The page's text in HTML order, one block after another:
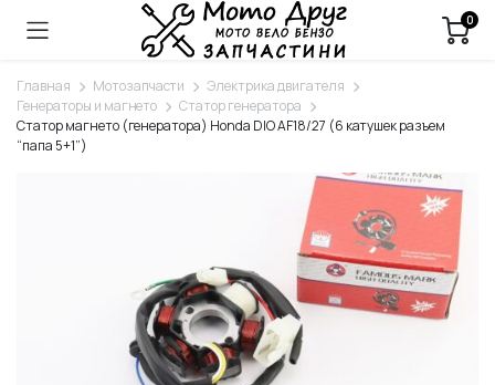
0
Главная Мотозапчасти
Электрика двигателя
Генераторы и магнето
Статор генератора
Статор магнето (генератора) Honda DIO AF18/27 (6 катушек разъем
“папа 5+1”)